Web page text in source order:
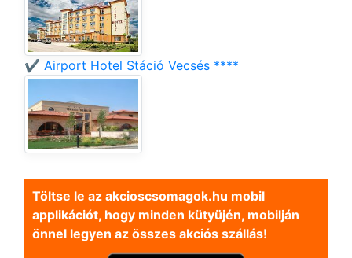
✔️ Airport Hotel Stáció Vecsés ****
Töltse le az akcioscsomagok.hu mobil
applikációt, hogy minden kütyüjén, mobilján
önnel legyen az összes akciós szállás!